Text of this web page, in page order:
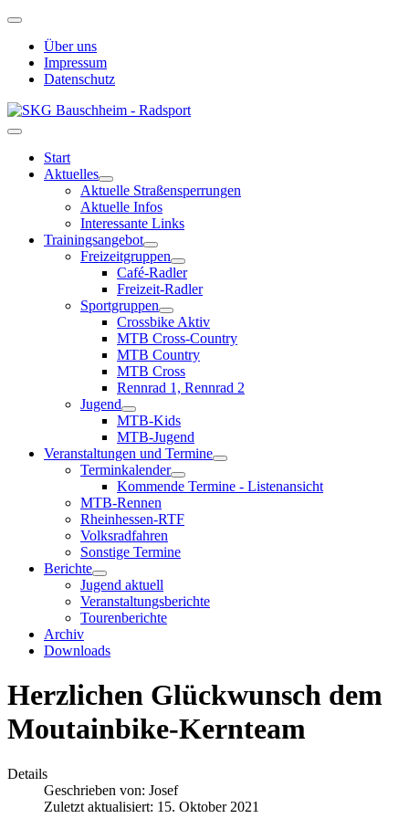
Über uns
Impressum
Datenschutz
Start
Aktuelles
Aktuelle Straßensperrungen
Aktuelle Infos
Interessante Links
Trainingsangebot
Freizeitgruppen
Café-Radler
Freizeit-Radler
Sportgruppen
Crossbike Aktiv
MTB Cross-Country
MTB Country
MTB Cross
Rennrad 1, Rennrad 2
Jugend
MTB-Kids
MTB-Jugend
Veranstaltungen und Termine
Terminkalender
Kommende Termine - Listenansicht
MTB-Rennen
Rheinhessen-RTF
Volksradfahren
Sonstige Termine
Berichte
Jugend aktuell
Veranstaltungsberichte
Tourenberichte
Archiv
Downloads
Herzlichen Glückwunsch dem
Moutainbike-Kernteam
Details
Geschrieben von: Josef
Zuletzt aktualisiert: 15. Oktober 2021